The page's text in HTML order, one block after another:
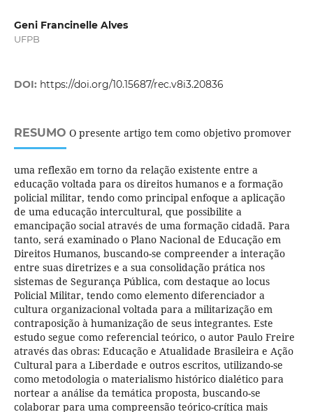
Geni Francinelle Alves
UFPB
DOI: https://doi.org/10.15687/rec.v8i3.20836
RESUMO O presente artigo tem como objetivo promover
uma reflexão em torno da relação existente entre a
educação voltada para os direitos humanos e a formação
policial militar, tendo como principal enfoque a aplicação
de uma educação intercultural, que possibilite a
emancipação social através de uma formação cidadã. Para
tanto, será examinado o Plano Nacional de Educação em
Direitos Humanos, buscando-se compreender a interação
entre suas diretrizes e a sua consolidação prática nos
sistemas de Segurança Pública, com destaque ao locus
Policial Militar, tendo como elemento diferenciador a
cultura organizacional voltada para a militarização em
contraposição à humanização de seus integrantes. Este
estudo segue como referencial teórico, o autor Paulo Freire
através das obras: Educação e Atualidade Brasileira e Ação
Cultural para a Liberdade e outros escritos, utilizando-se
como metodologia o materialismo histórico dialético para
nortear a análise da temática proposta, buscando-se
colaborar para uma compreensão teórico-crítica mais